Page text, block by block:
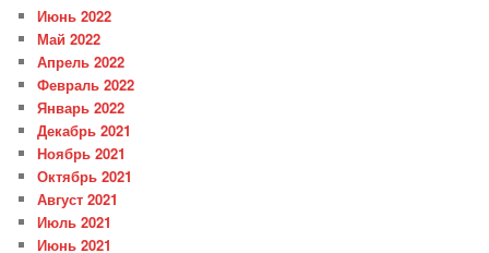
Июнь 2022
Май 2022
Апрель 2022
Февраль 2022
Январь 2022
Декабрь 2021
Ноябрь 2021
Октябрь 2021
Август 2021
Июль 2021
Июнь 2021